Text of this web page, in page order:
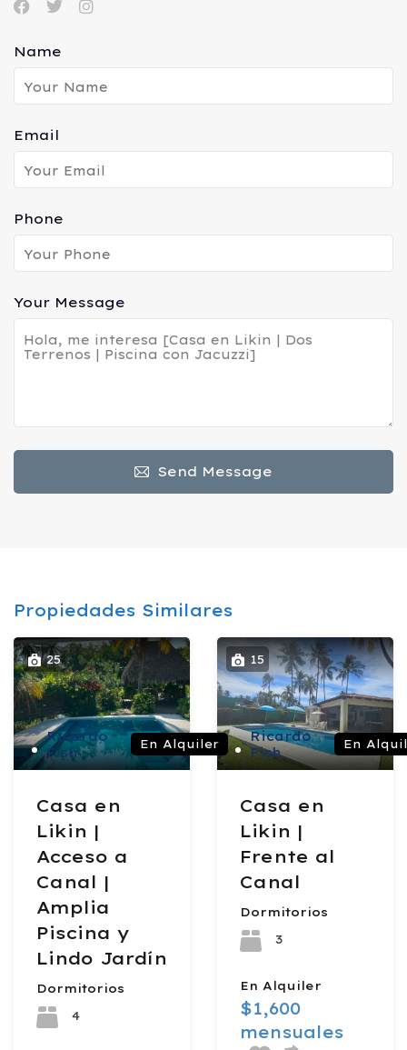
Name
Email
Phone
Your Message
Send Message
Propiedades Similares
25
Ricardo
Fish
En Alquiler
Casa en
Likin |
Acceso a
Canal |
Amplia
Piscina y
Lindo Jardín
Dormitorios
4
15
Ricardo
Fish
En
Casa en
Likin |
Frente al
Canal
Dormitorios
3
En Alquiler
$1,600
mensuales